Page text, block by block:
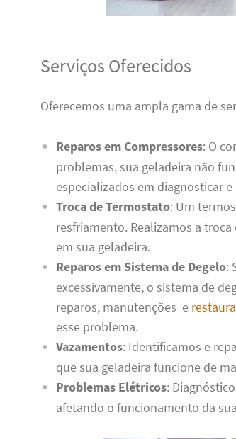
Serviços Oferecidos
Oferecemos uma ampla gama de
Reparos em Compressores: O
problemas, sua geladeira não
especializados em diagnosticar
Troca de Termostato: Um
resfriamento. Realizamos a
em sua geladeira.
Reparos em Sistema de Degelo:
excessivamente, o sistema de
reparos, manutenções e
esse problema.
Vazamentos: Identificamos e
que sua geladeira funcione de
Problemas Elétricos:
afetando o funcionamento da